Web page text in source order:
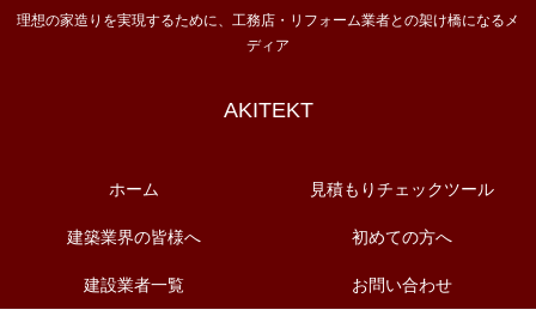
理想の家造りを実現するために、工務店・リフォーム業者との架け橋になるメ
ディア
AKITEKT
ホーム 見積もりチェックツール
建築業界の皆様へ 初めての方へ
建設業者一覧 お問い合わせ